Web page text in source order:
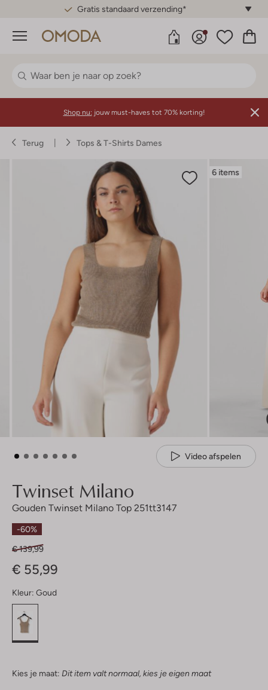
Gratis standaard verzending*
Menu
Shop nu: jouw must-haves tot 70% korting!
Terug Tops & T-Shirts Dames
6 items
Video afspelen
Twinset Milano
Gouden Twinset Milano Top 251tt3147
-60%
€ 139,99
€ 55,99
Kleur: Goud
Kies je maat: Dit item valt normaal, kies je eigen maat